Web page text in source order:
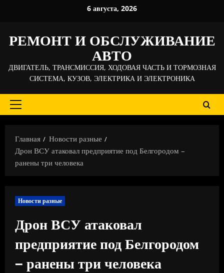
6 августа, 2026
РЕМОНТ И ОБСЛУЖИВАНИЕ
АВТО
ДВИГАТЕЛЬ, ТРАНСМИССИЯ, ХОДОВАЯ ЧАСТЬ И ТОРМОЗНАЯ
СИСТЕМА, КУЗОВ, ЭЛЕКТРИКА И ЭЛЕКТРОНИКА
Основное
Главная
Новости разные
Дрон ВСУ атаковал предприятие под Белгородом –
ранены три человека
Новости разные
Дрон ВСУ атаковал
предприятие под Белгородом
– ранены три человека